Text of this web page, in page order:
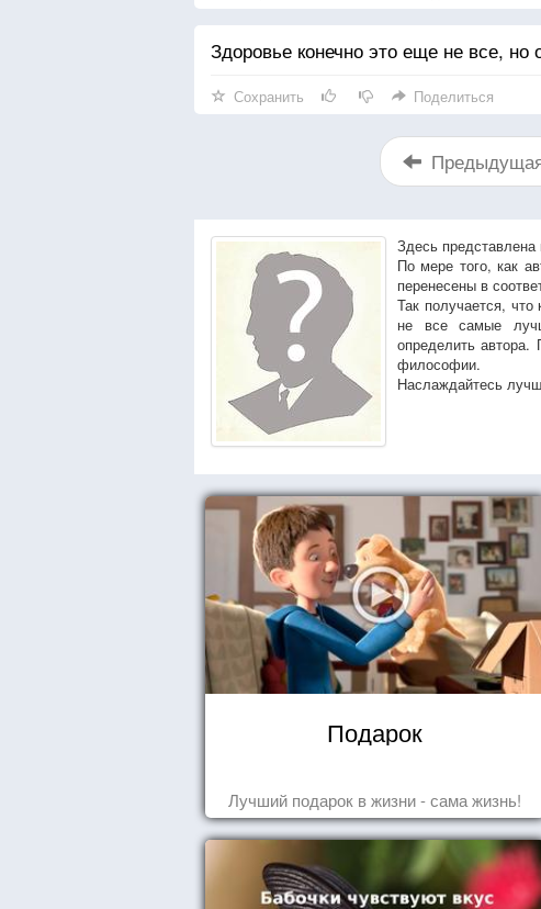
Здоровье конечно это еще не все, но
Сохранить Поделиться
Здесь представлена
По мере того, как
перенесены в
Так получается,
не все самые
определить автора.
философии.
Наслаждайтесь
Подарок
Лучший подарок в жизни - сама жизнь!